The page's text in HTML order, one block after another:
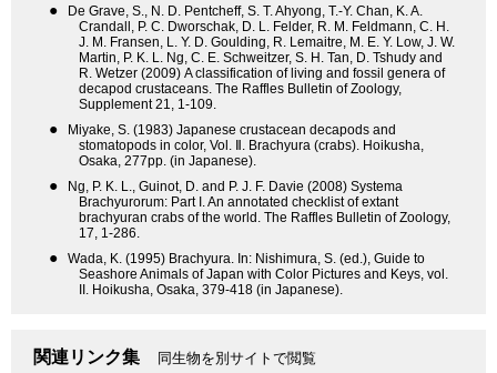
●
De Grave, S., N. D. Pentcheff, S. T. Ahyong, T.-Y. Chan, K. A.
Crandall, P. C. Dworschak, D. L. Felder, R. M. Feldmann, C. H.
J. M. Fransen, L. Y. D. Goulding, R. Lemaitre, M. E. Y. Low, J. W.
Martin, P. K. L. Ng, C. E. Schweitzer, S. H. Tan, D. Tshudy and
R. Wetzer (2009) A classification of living and fossil genera of
decapod crustaceans. The Raffles Bulletin of Zoology,
Supplement 21, 1-109.
●
Miyake, S. (1983) Japanese crustacean decapods and
stomatopods in color, Vol. Ⅱ. Brachyura (crabs). Hoikusha,
Osaka, 277pp. (in Japanese).
●
Ng, P. K. L., Guinot, D. and P. J. F. Davie (2008) Systema
Brachyurorum: Part I. An annotated checklist of extant
brachyuran crabs of the world. The Raffles Bulletin of Zoology,
17, 1-286.
●
Wada, K. (1995) Brachyura. In: Nishimura, S. (ed.), Guide to
Seashore Animals of Japan with Color Pictures and Keys, vol.
II. Hoikusha, Osaka, 379-418 (in Japanese).
関連リンク集 同生物を別サイトで閲覧